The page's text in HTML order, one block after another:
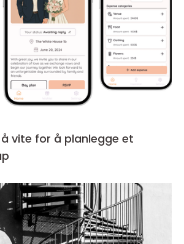
vite for å planlegge et